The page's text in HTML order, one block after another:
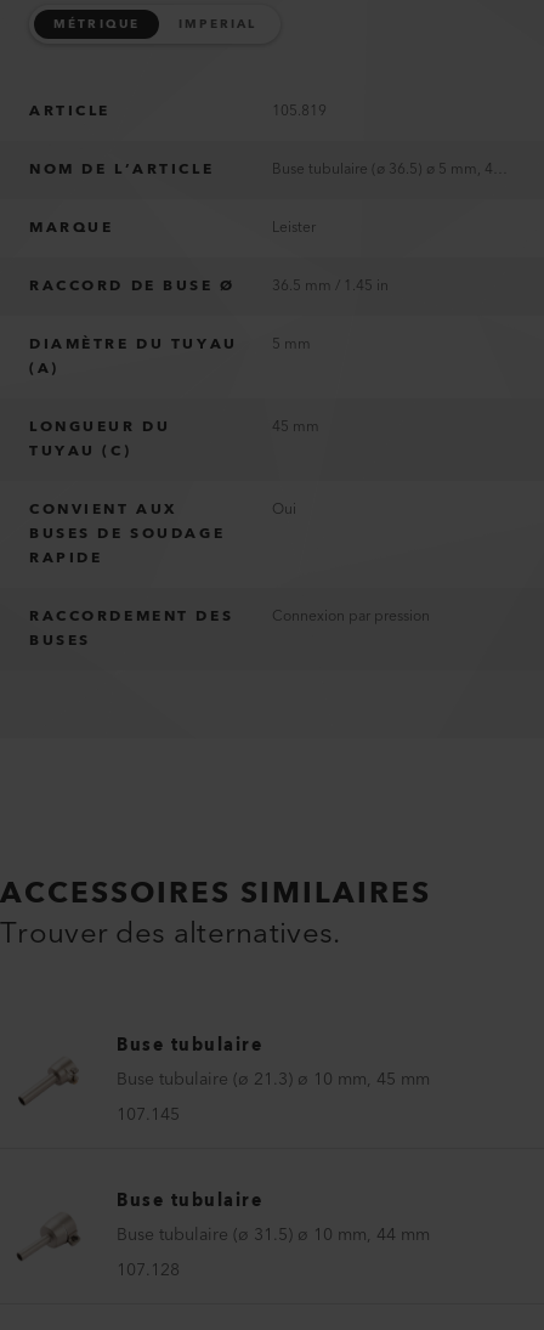
MÉTRIQUE IMPERIAL
ARTICLE 105.819
NOM DE L’ARTICLE
MARQUE Leister
RACCORD DE BUSE Ø 36.5 mm / 1.45 in
DIAMÈTRE DU TUYAU
(A)
5 mm
LONGUEUR DU
TUYAU (C)
45 mm
CONVIENT AUX
BUSES DE SOUDAGE
RAPIDE
Oui
RACCORDEMENT DES
BUSES
Connexion par pression
ACCESSOIRES SIMILAIRES
Trouver des alternatives.
Buse tubulaire
Buse tubulaire (ø 21.3) ø 10 mm, 45 mm
107.145
Buse tubulaire
Buse tubulaire (ø 31.5) ø 10 mm, 44 mm
107.128